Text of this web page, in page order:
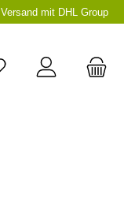
Versand mit DHL Group